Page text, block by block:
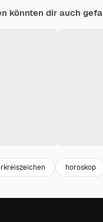
könnten dir auch
horoskop